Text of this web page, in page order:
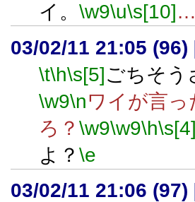
イ。 \w9\u\s[10]
03/02/11 21:05 (96)
\t\h\s[5]ごちそう
\w9\nワイが言
ろ？ \w9\w9\h
よ？ \e
03/02/11 21:06 (97)